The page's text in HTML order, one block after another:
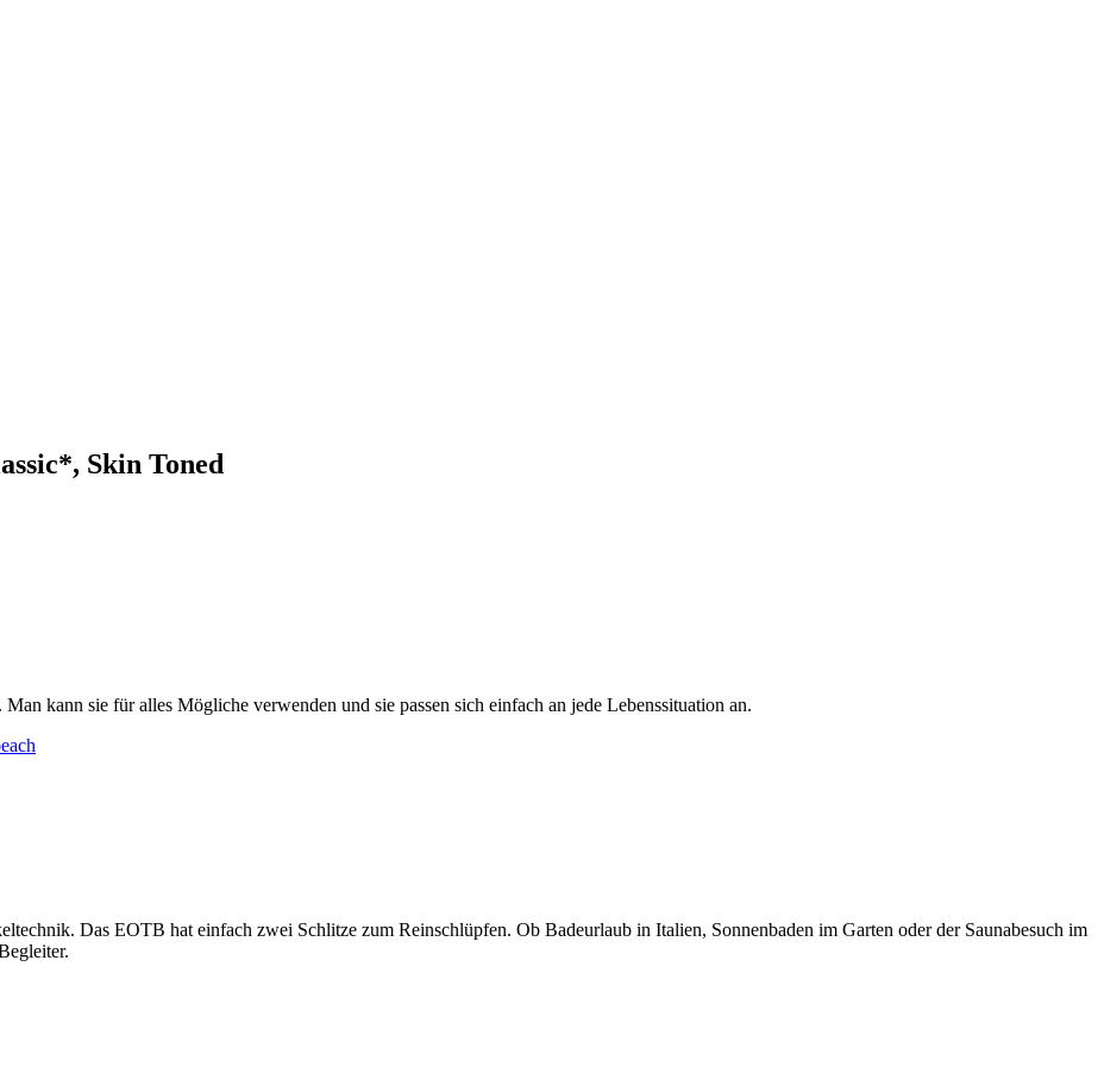
Skin Toned
kann sie für alles Mögliche verwenden und sie passen sich einfach an jede Lebenssituation an.
Das EOTB hat einfach zwei Schlitze zum Reinschlüpfen. Ob Badeurlaub in Italien, Sonnenbaden im Garten oder der Saunabesuch im